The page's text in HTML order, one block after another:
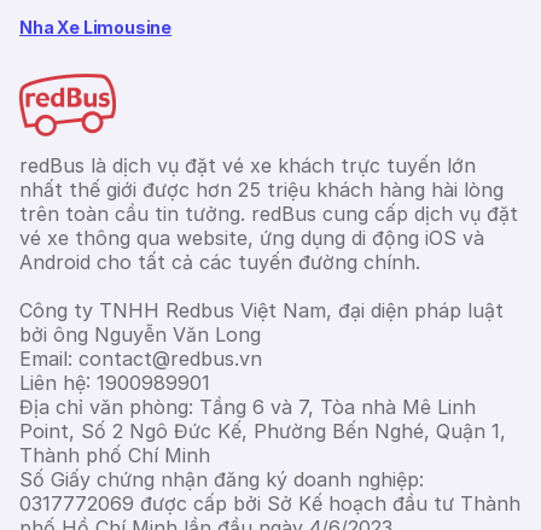
Nha Xe Limousine
redBus là dịch vụ đặt vé xe khách trực tuyến lớn
nhất thế giới được hơn 25 triệu khách hàng hài lòng
trên toàn cầu tin tưởng. redBus cung cấp dịch vụ đặt
vé xe thông qua website, ứng dụng di động iOS và
Android cho tất cả các tuyến đường chính.
Công ty TNHH Redbus Việt Nam, đại diện pháp luật
bởi ông Nguyễn Văn Long
Email: contact@redbus.vn
Liên hệ: 1900989901
Địa chỉ văn phòng: Tầng 6 và 7, Tòa nhà Mê Linh
Point, Số 2 Ngô Đức Kế, Phường Bến Nghé, Quận 1,
Thành phố Chí Minh
Số Giấy chứng nhận đăng ký doanh nghiệp:
0317772069 được cấp bởi Sở Kế hoạch đầu tư Thành